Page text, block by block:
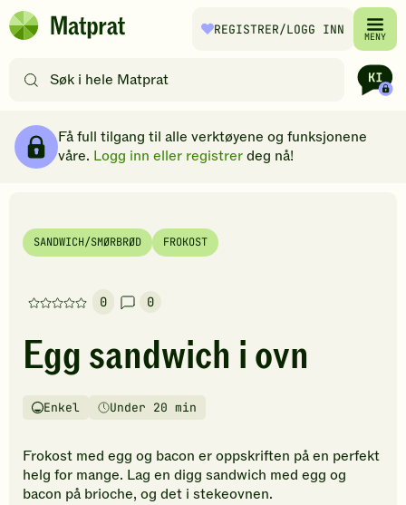
Hopp til hovedinnhold
Matprat
REGISTRER/LOGG INN MENY
etter
filtre
Få full tilgang til alle verktøyene og funksjonene
våre. Logg inn eller registrerdeg nå!
SANDWICH/SMØRBRØD FROKOST
0
Denne
har
foreløpig
vurderinger.
den
første
til
0
Egg sandwich i ovn
Vanskelighetsgrad
Enkel
TilberedningstidUnder 20 min
Frokost med egg og bacon er oppskriften på en perfekt
helg for mange. Lag en digg sandwich med egg og
bacon på brioche, og det i stekeovnen.